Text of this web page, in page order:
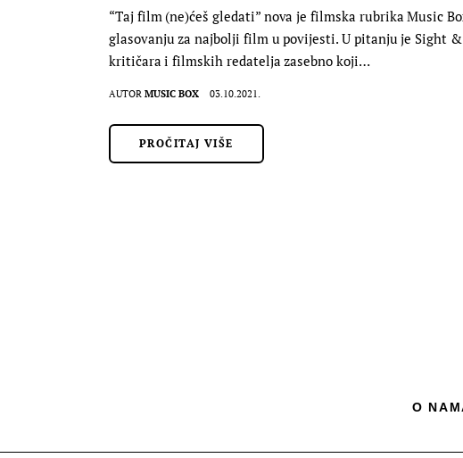
“Taj film (ne)ćeš gledati” nova je filmska rubrika Music
glasovanju za najbolji film u povijesti. U pitanju je Sight
kritičara i filmskih redatelja zasebno koji…
AUTOR MUSIC BOX 03.10.2021.
PROČITAJ VIŠE
O